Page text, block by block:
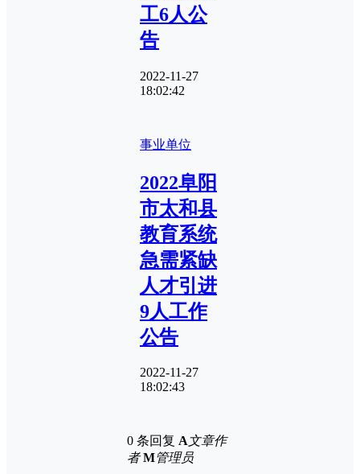
工6人公
告
2022-11-27
18:02:42
事业单位
2022阜阳
市太和县
教育系统
急需紧缺
人才引进
9人工作
公告
2022-11-27
18:02:43
0 条回复 A文章作
者 M管理员